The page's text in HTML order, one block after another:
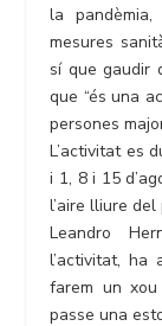
la
mesures
sí que gaudir
que “és una
persones
L’activitat es
i 1, 8 i 15
l’aire lliure del
Leandro
l’activitat, ha
farem un
passe una